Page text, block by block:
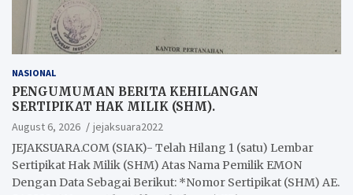
NASIONAL
PENGUMUMAN BERITA KEHILANGAN
SERTIPIKAT HAK MILIK (SHM).
August 6, 2026
jejaksuara2022
JEJAKSUARA.COM (SIAK)- Telah Hilang 1 (satu) Lembar
Sertipikat Hak Milik (SHM) Atas Nama Pemilik EMON
Dengan Data Sebagai Berikut: *Nomor Sertipikat (SHM) AE.